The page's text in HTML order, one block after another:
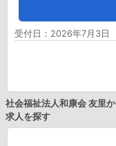
受付日：2026年7月3日
社会福祉法人和康会 友里
求人を探す